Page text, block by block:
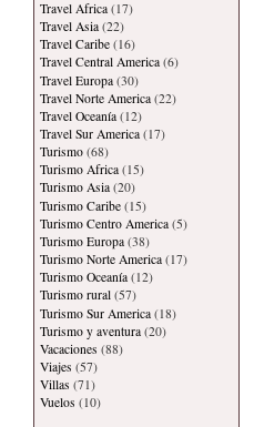
Travel Africa (17)
Travel Asia (22)
Travel Caribe (16)
Travel Central America (6)
Travel Europa (30)
Travel Norte America (22)
Travel Oceanía (12)
Travel Sur America (17)
Turismo (68)
Turismo Africa (15)
Turismo Asia (20)
Turismo Caribe (15)
Turismo Centro America (5)
Turismo Europa (38)
Turismo Norte America (17)
Turismo Oceanía (12)
Turismo rural (57)
Turismo Sur America (18)
Turismo y aventura (20)
Vacaciones (88)
Viajes (57)
Villas (71)
Vuelos (10)